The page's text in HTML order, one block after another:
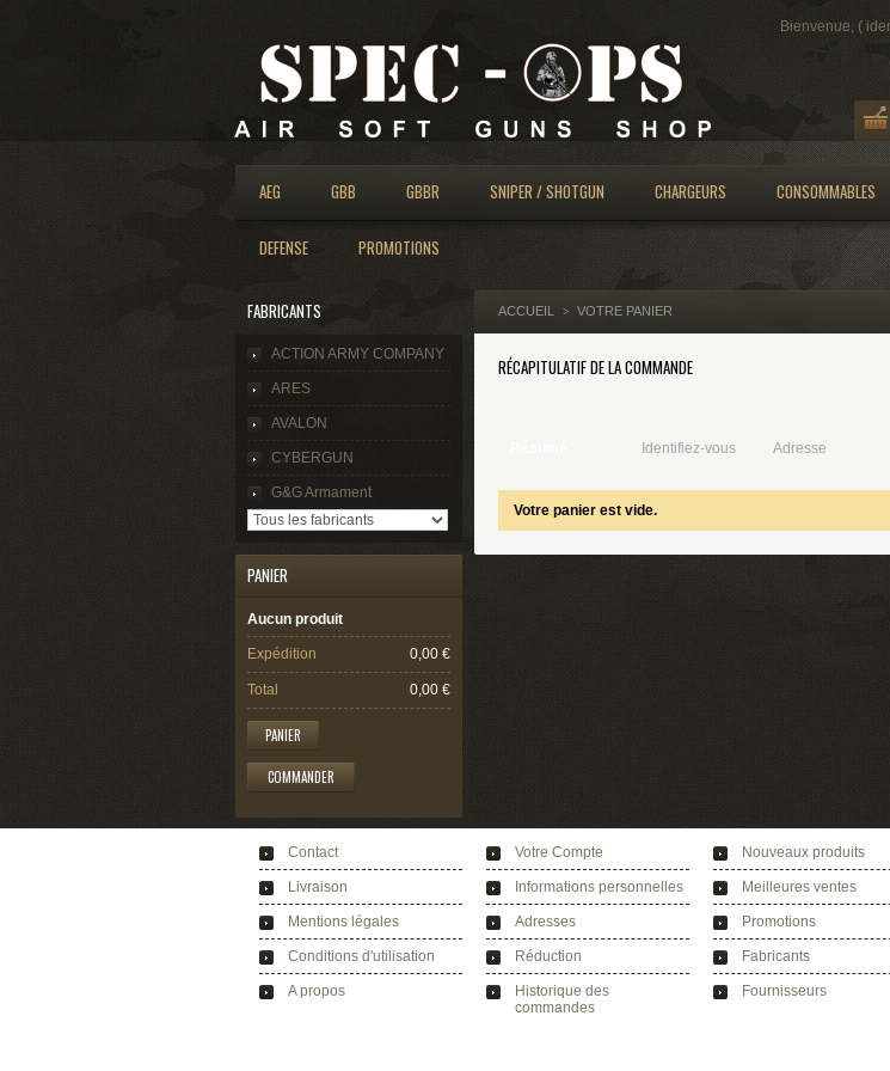
Bienvenue, (
AEG GBB GBBR SNIPER / SHOTGUN CHARGEURS CONSOMMABLES
DEFENSE PROMOTIONS
FABRICANTS
ACTION ARMY COMPANY
ARES
AVALON
CYBERGUN
G&G Armament
PANIER
Aucun produit
Expédition 0,00 €
Total 0,00 €
PANIER
COMMANDER
ACCUEIL > VOTRE PANIER
RÉCAPITULATIF DE LA COMMANDE
Identifiez-vous Adresse
Votre panier est vide.
Contact
Livraison
Mentions légales
Conditions d'utilisation
A propos
Votre Compte
Informations personnelles
Adresses
Réduction
Historique des
commandes
Nouveaux produits
Meilleures ventes
Promotions
Fabricants
Fournisseurs